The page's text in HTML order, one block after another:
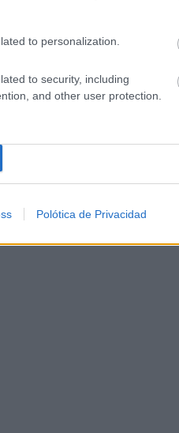
to personalization.
to security, including
and other user protection.
Polótica de Privacidad
las Viñas, presentó la
La Mancha y Globalcaja,
y directivos de la zona y
para toda Castilla-
de formación de las
la formación técnica y